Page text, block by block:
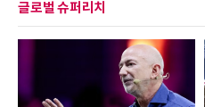
글로벌 슈퍼리치